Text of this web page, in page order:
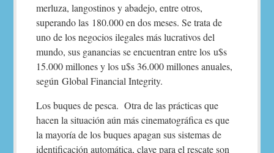
merluza, langostinos y abadejo, entre otros,
superando las 180.000 en dos meses. Se trata de
uno de los negocios ilegales más lucrativos del
mundo, sus ganancias se encuentran entre los u$s
15.000 millones y los u$s 36.000 millones anuales,
según Global Financial Integrity.
Los buques de pesca. Otra de las prácticas que
hacen la situación aún más cinematográfica es que
la mayoría de los buques apagan sus sistemas de
identificación automática, clave para el rescate son